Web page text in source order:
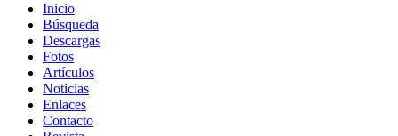
Inicio
Búsqueda
Descargas
Fotos
Artículos
Noticias
Enlaces
Contacto